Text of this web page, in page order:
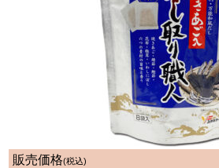
販売価格(税込)